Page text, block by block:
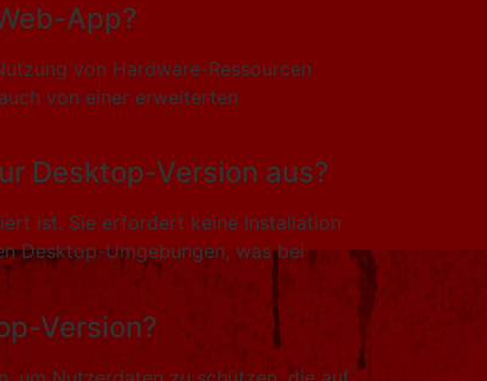
App?
von Hardware-Ressourcen
von einer erweiterten
Desktop-Version aus?
ist. Sie erfordert keine Installation
Desktop-Umgebungen, was bei
Version?